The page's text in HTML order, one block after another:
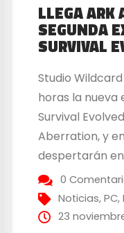
LLEGA ARK
SEGUNDA
SURVIVAL
Studio
horas la nueva
Survival
Aberration, y
despertarán en
cuyo nombre
radioactiva y
como tirolinas,
0
Noticias,PC,
23